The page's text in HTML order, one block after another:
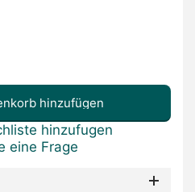
hinzufügen
hinzufugen
eine Frage